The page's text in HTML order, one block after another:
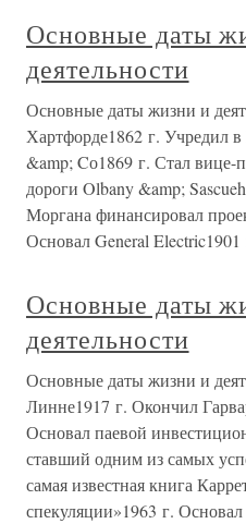
Основные даты
деятельности
Основные даты жизни и
Хартфорде1862 г. Учредил
&amp; Cо1869 г. Стал вице-
дороги Olbany &amp;
Моргана финансировал
Основал General
Основные даты
деятельности
Основные даты жизни и
Линне1917 г. Окончил
Основал паевой
ставший одним из самых
самая известная книга
спекуляции»1963 г.